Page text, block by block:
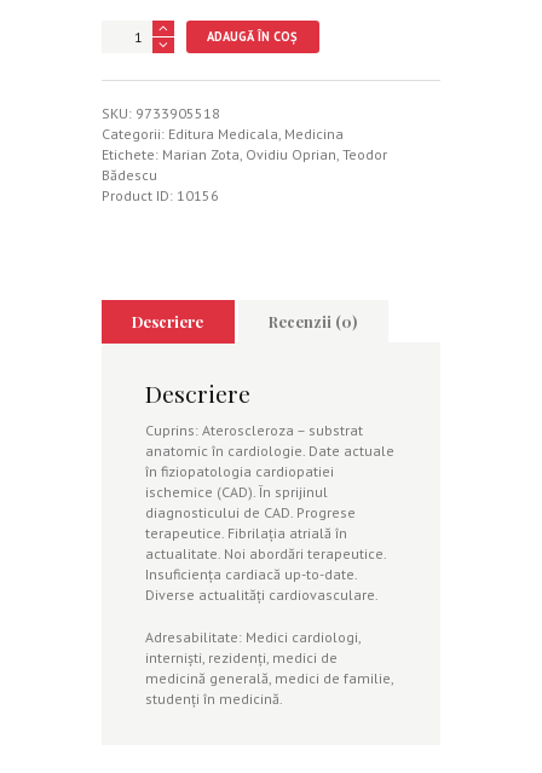
Cantitate
Progrese
noi
în
cardiologia
modernă
ADAUGĂ ÎN COȘ
SKU: 9733905518
Categorii: Editura Medicala Medicina
Etichete: Marian Zota Ovidiu Oprian Teodor
Bădescu
Product ID: 10156
Descriere Recenzii (0)
Descriere
Cuprins: Ateroscleroza – substrat
anatomic în cardiologie. Date actuale
în fiziopatologia cardiopatiei
ischemice (CAD). În sprijinul
diagnosticului de CAD. Progrese
terapeutice. Fibrilaţia atrială în
actualitate. Noi abordări terapeutice.
Insuficienţa cardiacă up-to-date.
Diverse actualităţi cardiovasculare.
Adresabilitate: Medici cardiologi,
internişti, rezidenţi, medici de
medicină generală, medici de familie,
studenţi în medicină.